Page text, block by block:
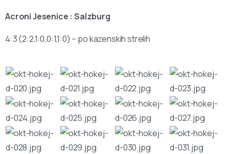
Acroni Jesenice : Salzburg
4:3 (2:2,1:0,0:1,1:0) – po kazenskih strelih